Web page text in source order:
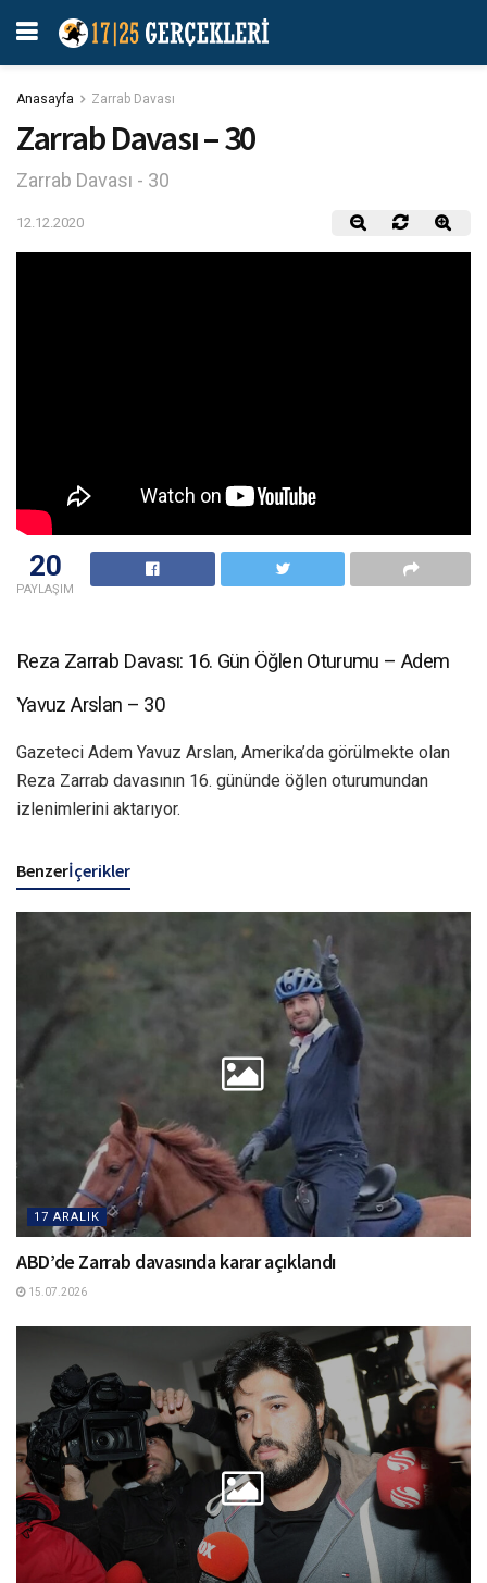
Anasayfa Zarrab Davası
Zarrab Davası – 30
Zarrab Davası - 30
12.12.2020
20
PAYLAŞIM
Reza Zarrab Davası: 16. Gün Öğlen Oturumu – Adem
Yavuz Arslan – 30
Gazeteci Adem Yavuz Arslan, Amerika’da görülmekte olan
Reza Zarrab davasının 16. gününde öğlen oturumundan
izlenimlerini aktarıyor.
Benzerİçerikler
17 ARALIK
ABD’de Zarrab davasında karar açıklandı
15.07.2026